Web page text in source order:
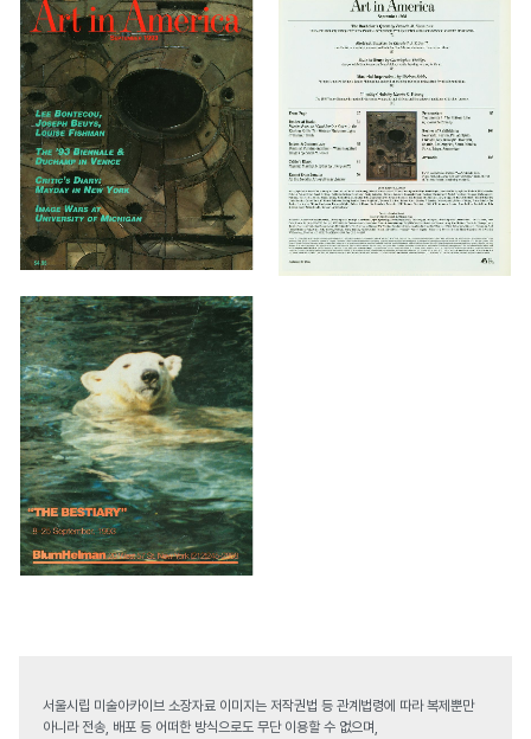
서울시립 미술아카이브 소장자료 이미지는 저작권법 등 관계법령에 따라 복제뿐만
아니라 전송, 배포 등 어떠한 방식으로도 무단 이용할 수 없으며,